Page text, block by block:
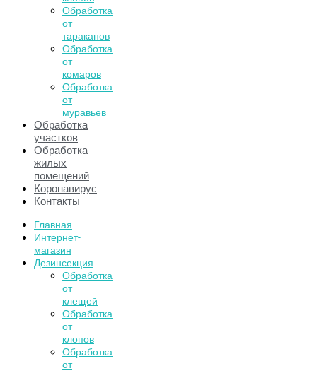
Обработка
от
тараканов
Обработка
от
комаров
Обработка
от
муравьев
Обработка
участков
Обработка
жилых
помещений
Коронавирус
Контакты
Главная
Интернет-
магазин
Дезинсекция
Обработка
от
клещей
Обработка
от
клопов
Обработка
от